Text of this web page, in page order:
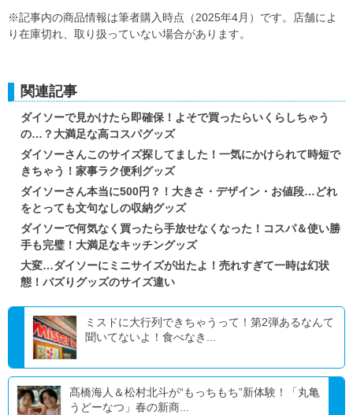
※記事内の商品情報は筆者購入時点（2025年4月）です。店舗によ
り在庫切れ、取り扱っていない場合があります。
関連記事
ダイソーで見かけたら即確保！よそで買ったらいくらしちゃう
の…？大満足な高コスパグッズ
ダイソーさんこのサイズ探してました！一気にかけられて時短で
きちゃう！家事ラク便利グッズ
ダイソーさん本当に500円？！大きさ・デザイン・お値段…どれ
をとっても文句なしの収納グッズ
ダイソーで何気なく買ったら手放せなくなった！コスパ＆使い勝
手も完璧！大満足なキッチングッズ
大変…ダイソーにミニサイズが出たよ！売れすぎて一時は幻状
態！バズりグッズのサイズ違い
ミスドに大行列できちゃうって！第2弾あるなんて
聞いてないよ！食べなき...
髙橋海人＆松村北斗が“もっちもち”新体験！「丸亀
うどーなつ」春の新商...